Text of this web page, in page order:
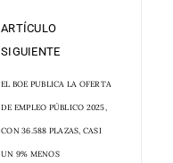
ARTÍCULO
SIGUIENTE
EL BOE PUBLICA LA OFERTA
DE EMPLEO PÚBLICO 2025,
CON 36.588 PLAZAS, CASI
UN 9% MENOS